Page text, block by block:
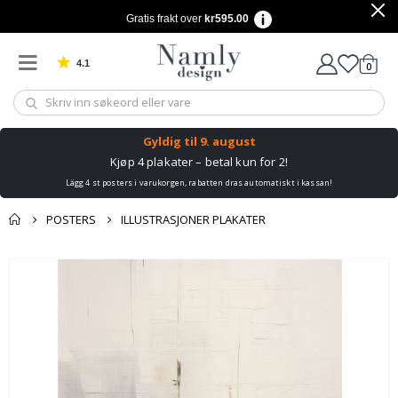
Gratis frakt over kr595.00
4.1 Basert på 1025 stemmer 0varer
Gyldig til 9. august
Kjøp 4 plakater – betal kun for 2!
Lägg 4 st posters i varukorgen, rabatten dras automatiskt i kassan!
POSTERS ILLUSTRASJONER PLAKATER
Andre kjøpte